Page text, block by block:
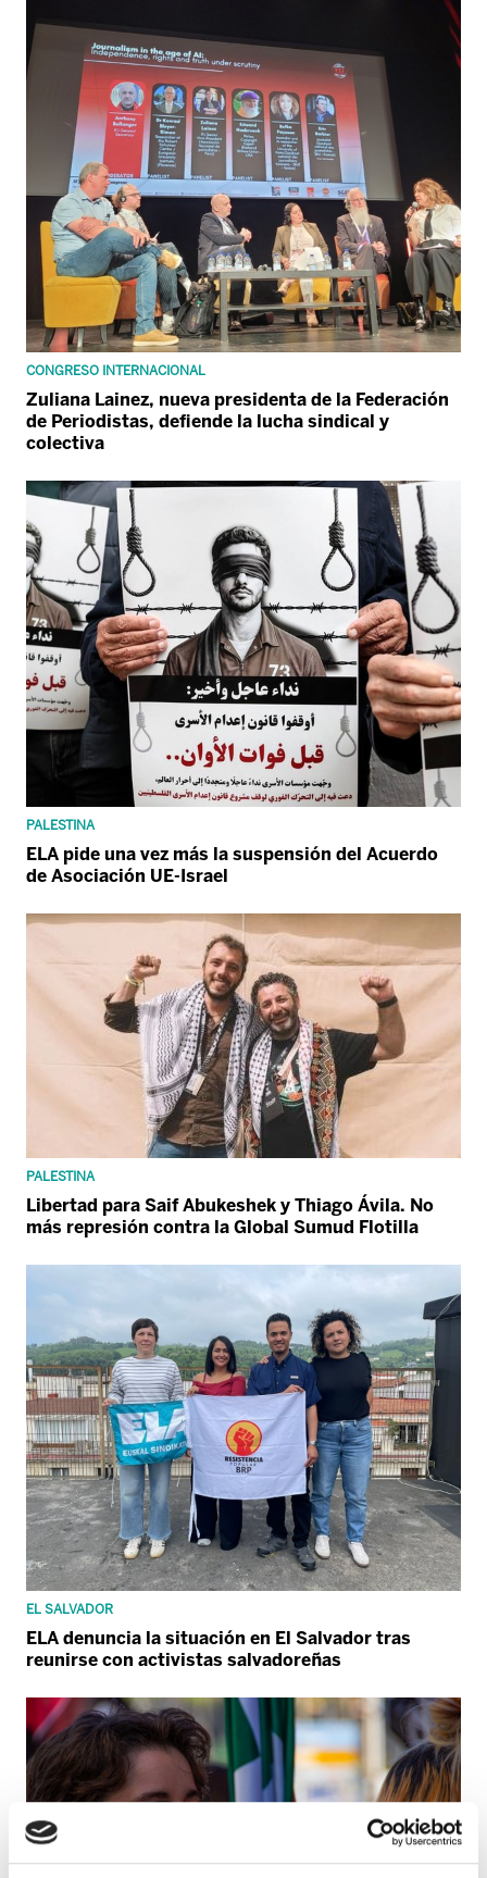
CONGRESO INTERNACIONAL
Zuliana Lainez, nueva presidenta de la Federación
de Periodistas, defiende la lucha sindical y
colectiva
PALESTINA
ELA pide una vez más la suspensión del Acuerdo
de Asociación UE-Israel
PALESTINA
Libertad para Saif Abukeshek y Thiago Ávila. No
más represión contra la Global Sumud Flotilla
EL SALVADOR
ELA denuncia la situación en El Salvador tras
reunirse con activistas salvadoreñas